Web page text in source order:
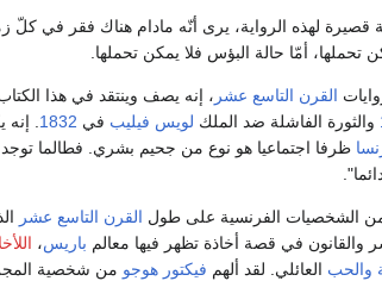
قصيرة لهذه الرواية، يرى أنّه مادام هناك فقر في كلّ
تحملها، أمّا حالة البؤس فلا يمكن تحملها.‏
القرن التاسع عشر ، إنه يصف وينتقد في هذا
والثورة الفاشلة ضد الملك لويس فيليب في 1832. إنه
ظرفا اجتماعيا هو نوع من جحيم بشري. فطالما توجد
الشخصيات الفرنسية على طول القرن التاسع عشر
والقانون في قصة أخاذة تظهر فيها معالم باريس،
والحب العائلي. لقد ألهم فيكتور هوجو من شخصية